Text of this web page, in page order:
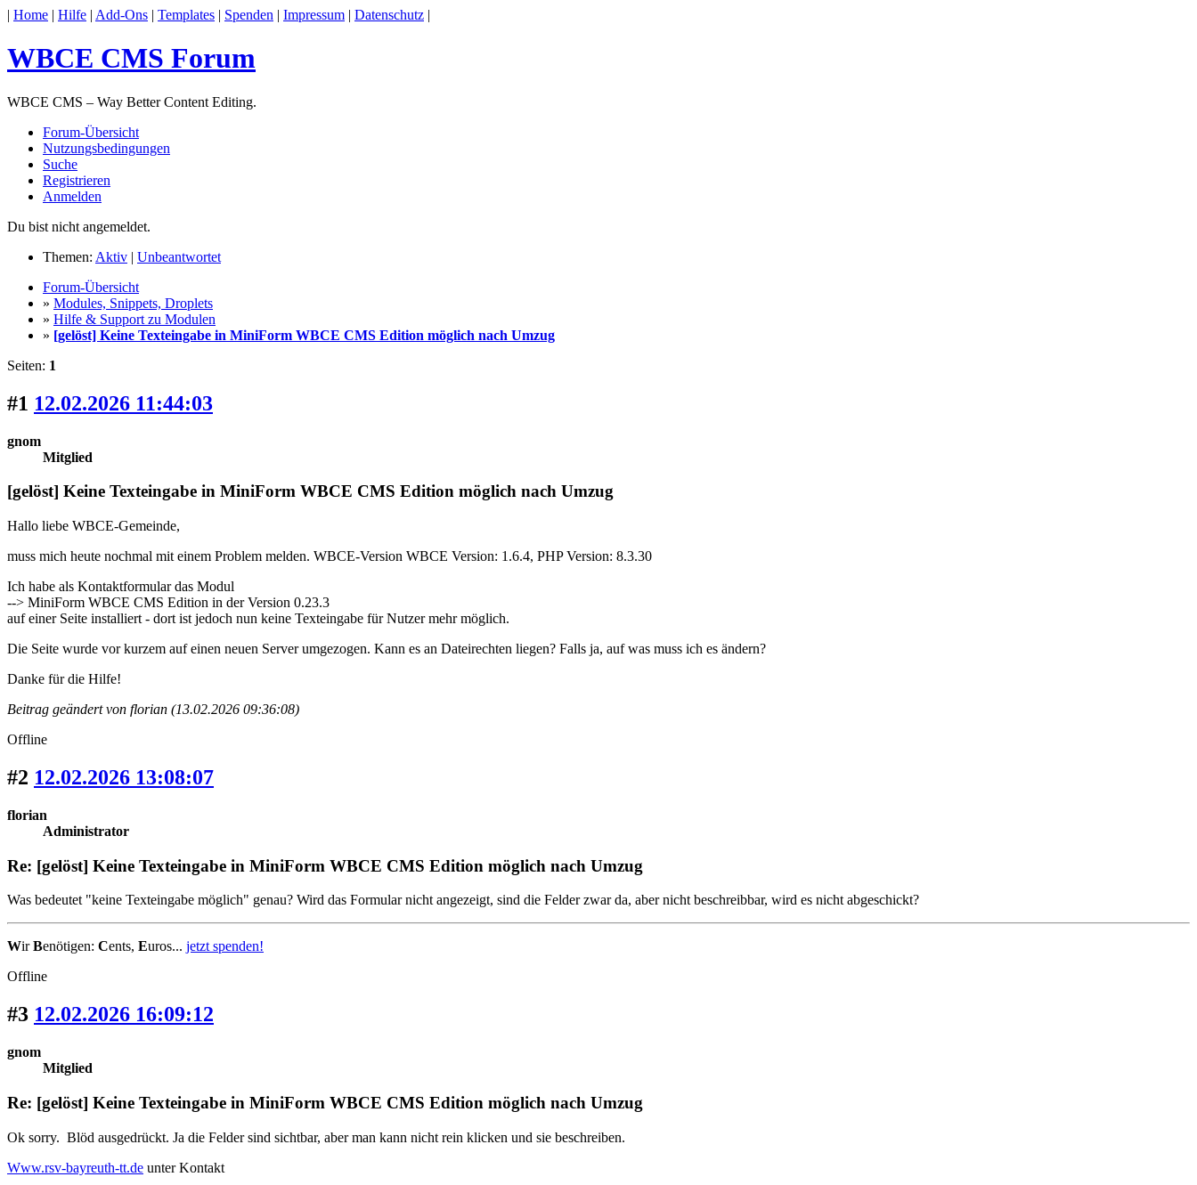
| Home | Hilfe | Add-Ons | Templates | Spenden | Impressum | Datenschutz |
WBCE CMS Forum
WBCE CMS – Way Better Content Editing.
Forum-Übersicht
Nutzungsbedingungen
Suche
Registrieren
Anmelden
Du bist nicht angemeldet.
Themen: Aktiv | Unbeantwortet
Forum-Übersicht
» Modules, Snippets, Droplets
» Hilfe & Support zu Modulen
» [gelöst] Keine Texteingabe in MiniForm WBCE CMS Edition möglich nach Umzug
Seiten: 1
#1 12.02.2026 11:44:03
gnom
Mitglied
[gelöst] Keine Texteingabe in MiniForm WBCE CMS Edition möglich nach Umzug
Hallo liebe WBCE-Gemeinde,
muss mich heute nochmal mit einem Problem melden. WBCE-Version WBCE Version: 1.6.4, PHP Version: 8.3.30
Ich habe als Kontaktformular das Modul
--> MiniForm WBCE CMS Edition in der Version 0.23.3
auf einer Seite installiert - dort ist jedoch nun keine Texteingabe für Nutzer mehr möglich.
Die Seite wurde vor kurzem auf einen neuen Server umgezogen. Kann es an Dateirechten liegen? Falls ja, auf was muss ich es ändern?
Danke für die Hilfe!
Beitrag geändert von florian (13.02.2026 09:36:08)
Offline
#2 12.02.2026 13:08:07
florian
Administrator
Re: [gelöst] Keine Texteingabe in MiniForm WBCE CMS Edition möglich nach Umzug
Was bedeutet "keine Texteingabe möglich" genau? Wird das Formular nicht angezeigt, sind die Felder zwar da, aber nicht beschreibbar, wird es nicht abgeschickt?
WirBenötigen: Cents, Euros... jetzt spenden!
Offline
#3 12.02.2026 16:09:12
gnom
Mitglied
Re: [gelöst] Keine Texteingabe in MiniForm WBCE CMS Edition möglich nach Umzug
Ok sorry. Blöd ausgedrückt. Ja die Felder sind sichtbar, aber man kann nicht rein klicken und sie beschreiben.
Www.rsv-bayreuth-tt.de unter Kontakt